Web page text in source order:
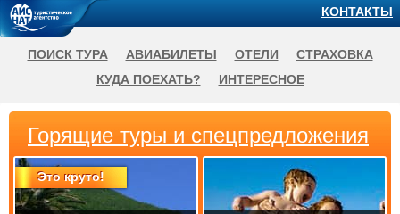
Горящие туры и спецпредложения
Это круто!
КОНТАКТЫ
ПОИСК ТУРА АВИАБИЛЕТЫ ОТЕЛИ
СТРАХОВКА
КУДА ПОЕХАТЬ?
ИНТЕРЕСНОЕ